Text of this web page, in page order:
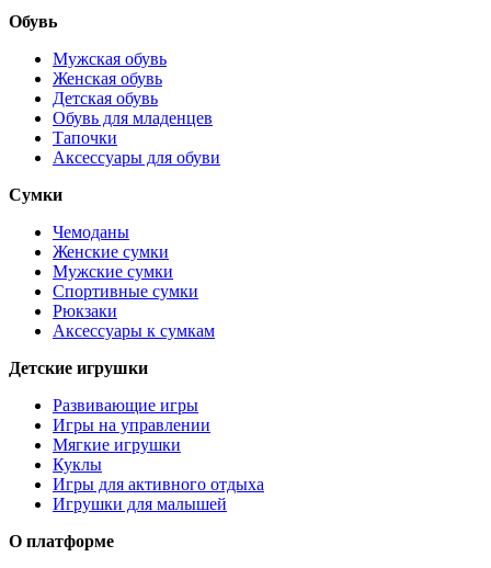
Обувь
Мужская обувь
Женская обувь
Детская обувь
Обувь для младенцев
Тапочки
Аксессуары для обуви
Сумки
Чемоданы
Женские сумки
Мужские сумки
Спортивные сумки
Рюкзаки
Аксессуары к сумкам
Детские игрушки
Развивающие игры
Игры на управлении
Мягкие игрушки
Куклы
Игры для активного отдыха
Игрушки для малышей
О платформе